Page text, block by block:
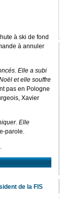
à ski de fond
à annuler
Elle a subi
et elle souffre
pas en Pologne
Xavier
Elle
parole.
de la FIS